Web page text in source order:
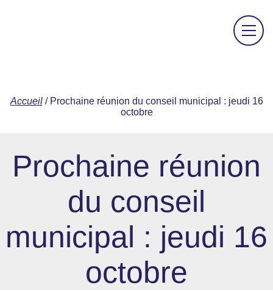
Accueil/ Prochaine réunion du conseil municipal : jeudi 16
octobre
Prochaine réunion
du conseil
municipal : jeudi 16
octobre